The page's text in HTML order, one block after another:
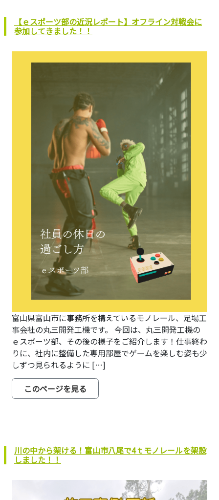
【ｅスポーツ部の近況レポート】オフライン対戦会に
参加してきました！！
富山県富山市に事務所を構えているモノレール、足場工
事会社の丸三開発工機です。 今回は、丸三開発工機の
ｅスポーツ部、その後の様子をご紹介します！仕事終わ
りに、社内に整備した専用部屋でゲームを楽しむ姿も少
しずつ見られるように […]
このページを見る
川の中から架ける！富山市八尾で4ｔモノレールを架設
しました！！